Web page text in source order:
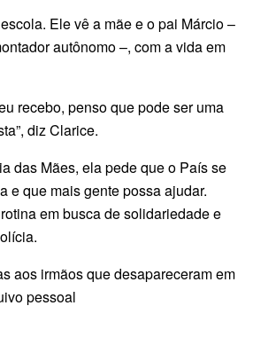
Ele vê a mãe e o pai Márcio –
autônomo –, com a vida em
recebo, penso que pode ser uma
diz Clarice.
das Mães, ela pede que o País se
e que mais gente possa ajudar.
em busca de solidariedade e
aos irmãos que desapareceram em
pessoal